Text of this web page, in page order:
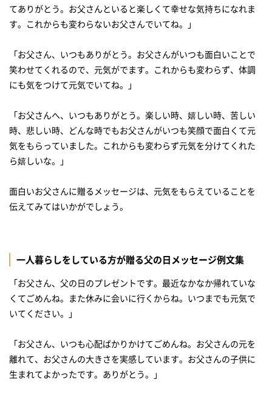
てありがとう。お父さんといると楽しくて幸せな気持ちになれま
す。これからも変わらないお父さんでいてね。」
「お父さん、いつもありがとう。お父さんがいつも面白いことで
笑わせてくれるので、元気がでます。これからも変わらず、体調
にも気をつけて元気でいてね。」
「お父さんへ、いつもありがとう。楽しい時、嬉しい時、苦しい
時、悲しい時、どんな時でもお父さんがいつも笑顔で面白くて元
気をもらっていました。これからも変わらず元気を分けてくれた
ら嬉しいな。」
面白いお父さんに贈るメッセージは、元気をもらえていることを
伝えてみてはいかがでしょう。
一人暮らしをしている方が贈る父の日メッセージ例文集
「お父さん、父の日のプレゼントです。最近なかなか帰れていな
くてごめんね。また休みに会いに行くからね。いつまでも元気で
いてください。」
「お父さん、いつも心配ばかりかけてごめんね。お父さんの元を
離れて、お父さんの大きさを実感しています。お父さんの子供に
生まれてよかったです。ありがとう。」